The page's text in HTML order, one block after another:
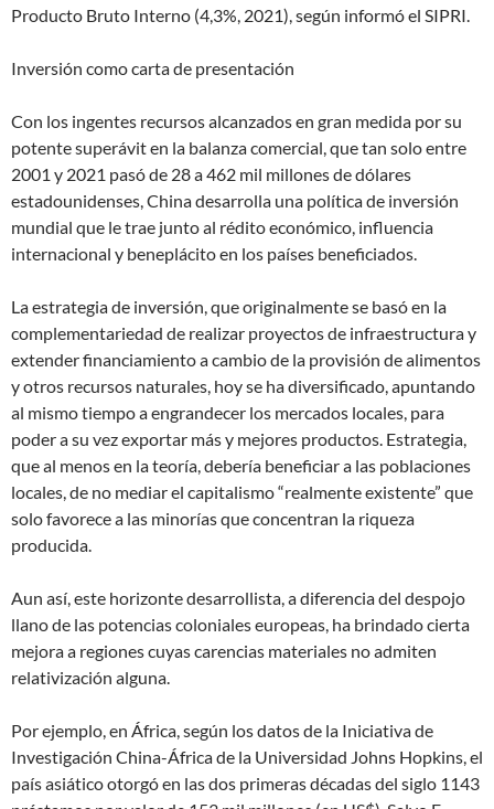
Producto Bruto Interno (4,3%, 2021), según informó el SIPRI.
Inversión como carta de presentación
Con los ingentes recursos alcanzados en gran medida por su
potente superávit en la balanza comercial, que tan solo entre
2001 y 2021 pasó de 28 a 462 mil millones de dólares
estadounidenses, China desarrolla una política de inversión
mundial que le trae junto al rédito económico, influencia
internacional y beneplácito en los países beneficiados.
La estrategia de inversión, que originalmente se basó en la
complementariedad de realizar proyectos de infraestructura y
extender financiamiento a cambio de la provisión de alimentos
y otros recursos naturales, hoy se ha diversificado, apuntando
al mismo tiempo a engrandecer los mercados locales, para
poder a su vez exportar más y mejores productos. Estrategia,
que al menos en la teoría, debería beneficiar a las poblaciones
locales, de no mediar el capitalismo “realmente existente” que
solo favorece a las minorías que concentran la riqueza
producida.
Aun así, este horizonte desarrollista, a diferencia del despojo
llano de las potencias coloniales europeas, ha brindado cierta
mejora a regiones cuyas carencias materiales no admiten
relativización alguna.
Por ejemplo, en África, según los datos de la Iniciativa de
Investigación China-África de la Universidad Johns Hopkins, el
país asiático otorgó en las dos primeras décadas del siglo 1143